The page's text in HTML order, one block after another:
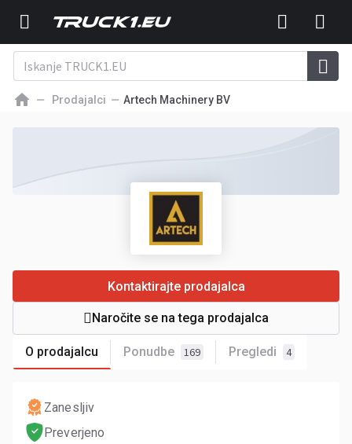
Prodajalci Artech Machinery BV
O prodajalcu Ponudbe 169 Pregledi 4
Kontaktirajte prodajalca
Naročite se na tega prodajalca
Zanesljiv
Preverjeno